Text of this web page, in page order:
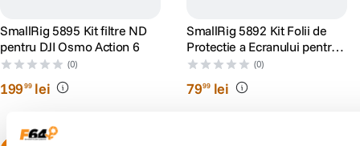
SmallRig 5895 Kit filtre ND
pentru DJI Osmo Action 6
(0)
19999 lei
SmallRig 5892 Kit Folii de
Protectie a Ecranului pentru
DJI Osmo Action 6
(0)
7999 lei